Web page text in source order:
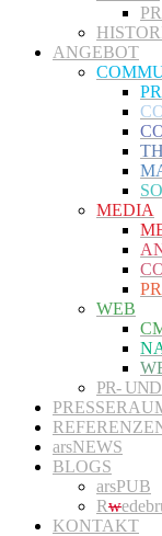
ANGEBOT
MEDIA
WEB
PR-
arsNEWS
BLOGS
arsPUB
Rw
KONTAKT